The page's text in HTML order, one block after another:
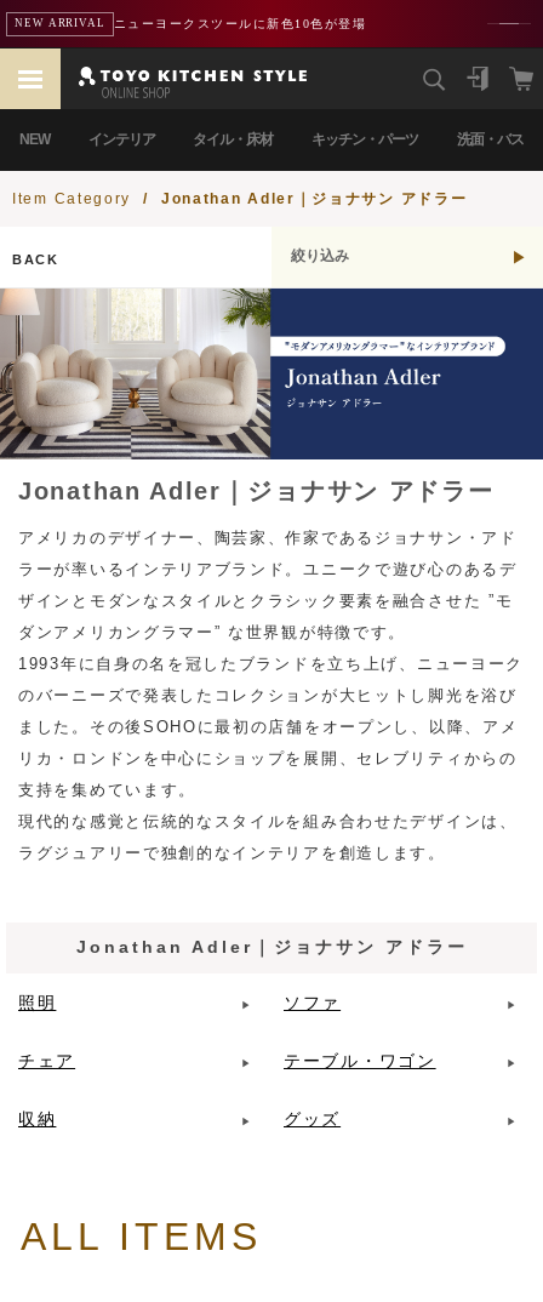
NEW ARRIVAL ニューヨークスツールに新色10色が登場
NEW インテリア タイル・床材 キッチン・パーツ 洗面・バス
Item Category / Jonathan Adler｜ジョナサン アドラー
BACK 絞り込み
Jonathan Adler｜ジョナサン アドラー
アメリカのデザイナー、陶芸家、作家であるジョナサン・アド
ラーが率いるインテリアブランド。ユニークで遊び心のあるデ
ザインとモダンなスタイルとクラシック要素を融合させた ”モ
ダンアメリカングラマー” な世界観が特徴です。
1993年に自身の名を冠したブランドを立ち上げ、ニューヨーク
のバーニーズで発表したコレクションが大ヒットし脚光を浴び
ました。その後SOHOに最初の店舗をオープンし、以降、アメ
リカ・ロンドンを中心にショップを展開、セレブリティからの
支持を集めています。
現代的な感覚と伝統的なスタイルを組み合わせたデザインは、
ラグジュアリーで独創的なインテリアを創造します。
Jonathan Adler｜ジョナサン アドラー
照明 ソファ
チェア テーブル・ワゴン
収納 グッズ
ALL ITEMS